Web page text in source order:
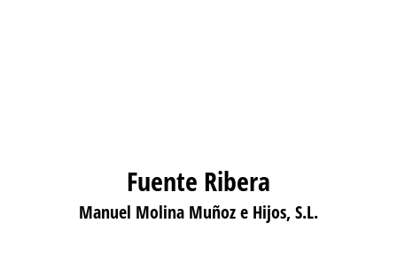
Fuente Ribera
Manuel Molina Muñoz e Hijos, S.L.